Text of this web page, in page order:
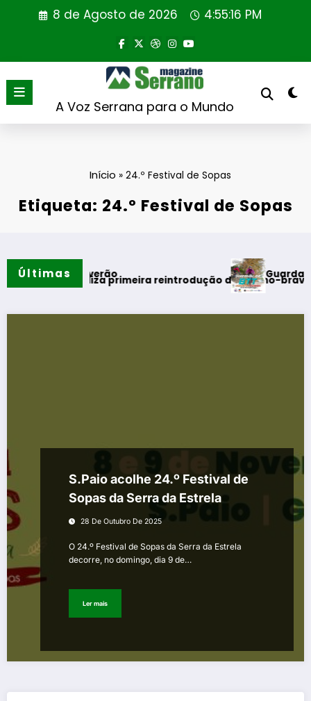
8 de Agosto de 2026 4:55:17 PM
A Voz Serrana para o Mundo
Início » 24.º Festival de Sopas
Etiqueta: 24.º Festival de Sopas
Últimas
do verão
realiza primeira reintrodução de coelho-bravo em
Guarda desafia
S.Paio acolhe 24.º Festival de
Sopas da Serra da Estrela
28 De Outubro De 2025
O 24.º Festival de Sopas da Serra da Estrela
decorre, no domingo, dia 9 de…
Ler mais